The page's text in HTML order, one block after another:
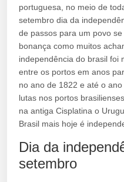
portuguesa, no meio de
setembro dia da
de passos para um povo
bonança como muitos
independência do brasil foi
entre os portos em anos
no ano de 1822 e até o
lutas nos portos
na antiga Cisplatina o
Brasil mais hoje é
Dia da
setembro